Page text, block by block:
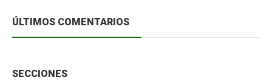
ÚLTIMOS COMENTARIOS
SECCIONES